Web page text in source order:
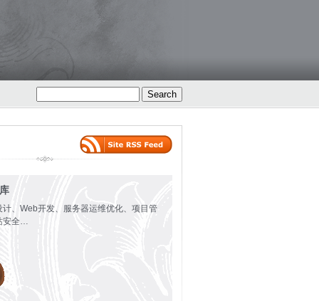
、Web开发、服务器运维优化、项目管
安全…